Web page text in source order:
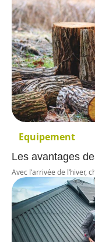
Equipement
Les avantages
Avec l’arrivée de l’hiver,